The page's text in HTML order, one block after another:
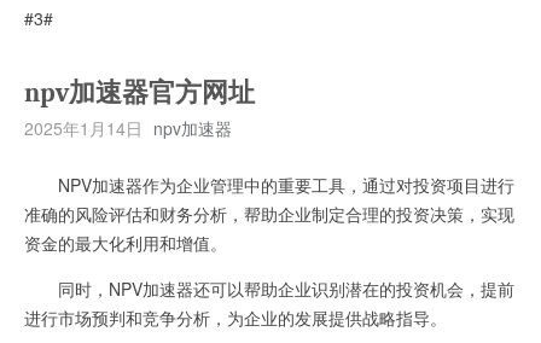
#3#
npv加速器官方网址
2025年1月14日 npv加速器
NPV加速器作为企业管理中的重要工具，通过对投资项目进行
准确的风险评估和财务分析，帮助企业制定合理的投资决策，实现
资金的最大化利用和增值。
同时，NPV加速器还可以帮助企业识别潜在的投资机会，提前
进行市场预判和竞争分析，为企业的发展提供战略指导。